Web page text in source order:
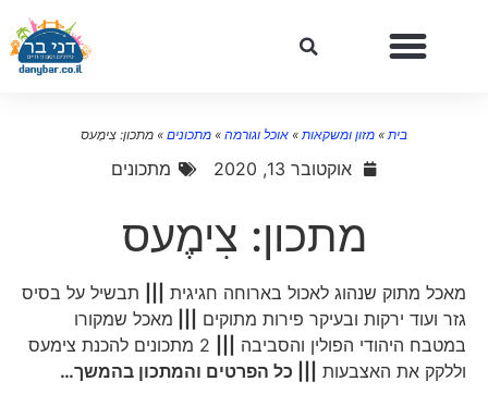
»מזון ומשקאות»אוכל וגורמה»מתכונים»מתכון: צִימֶעס
אוקטובר 13, 2020 מתכונים
מתכון: צִימֶעס
מאכל מתוק שנהוג לאכול בארוחה חגיגית|||
תבשיל על בסיס
גזר ועוד ירקות ובעיקר פירות מתוקים|||
מאכל שמקורו
במטבח היהודי הפולין והסביבה|||
2 מתכונים להכנת צימעס
וללקק את האצבעות||| כל הפרטים והמתכון בהמשך…